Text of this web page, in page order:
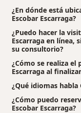
¿En dónde está
Escobar Escarraga?
¿Puedo hacer la
Escarraga en línea,
su consultorio?
¿Cómo se realiza el
Escarraga al
¿Qué idiomas habla
¿Cómo puedo
Escobar Escarraga?